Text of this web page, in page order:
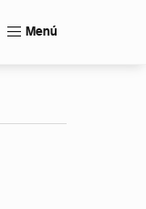
Menú